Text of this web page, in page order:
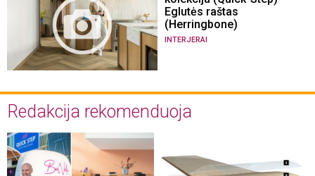
Eglutės raštas
(Herringbone)
INTERJERAI
Redakcija rekomenduoja